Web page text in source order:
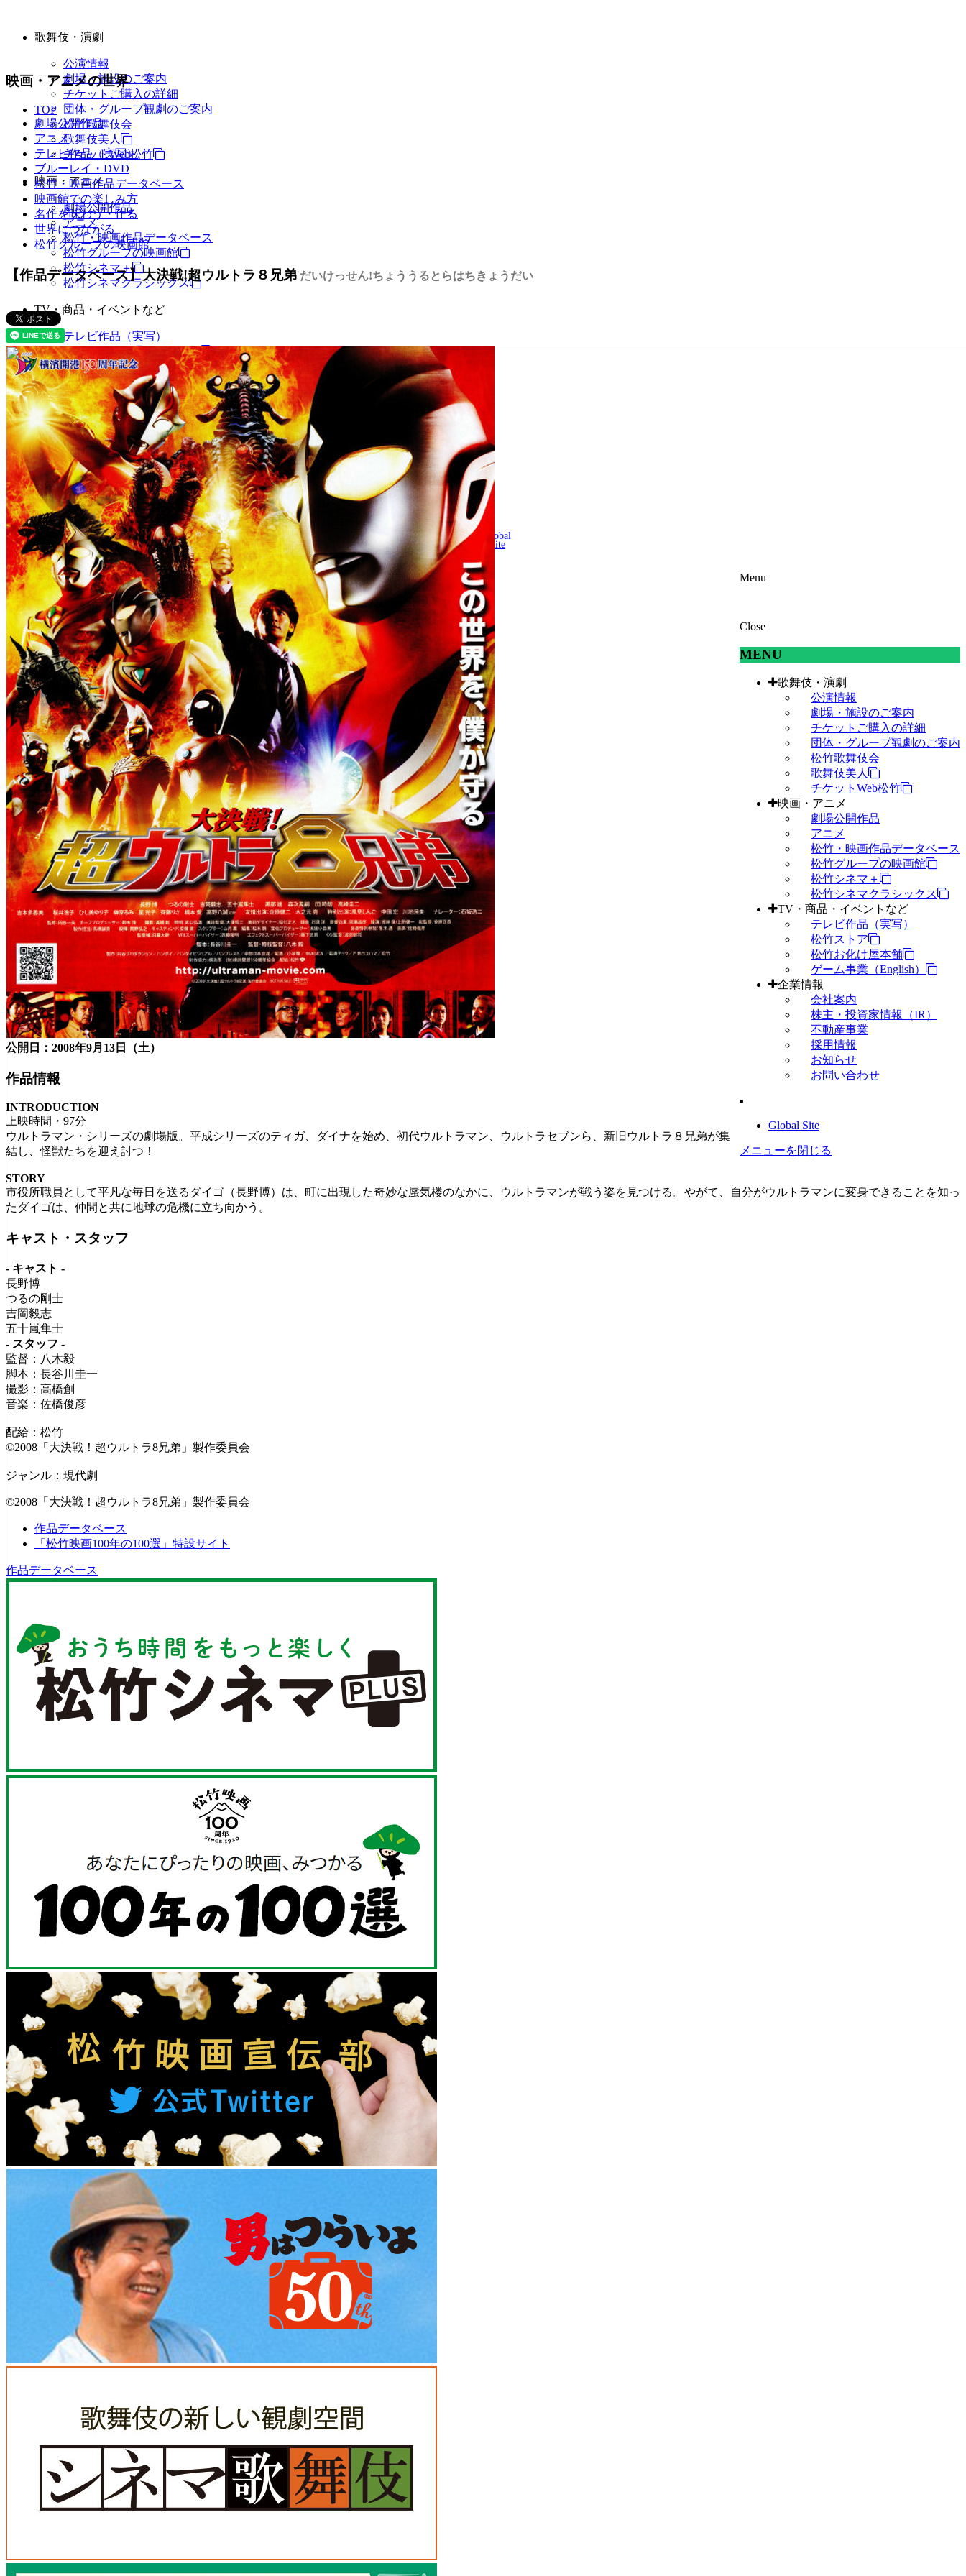
歌舞伎・演劇
公演情報
劇場・施設のご案内
チケットご購入の詳細
団体・グループ観劇のご案内
松竹歌舞伎会
歌舞伎美人
チケットWeb松竹
映画・アニメ
劇場公開作品
アニメ
松竹・映画作品データベース
松竹グループの映画館
松竹シネマ＋
松竹シネマクラシックス
TV・商品・イベントなど
テレビ作品（実写）
松竹ストア（通販サイト）
松竹お化け屋本舗
ゲーム事業（English）
企業情報
会社案内
株主・投資家情報（IR）
不動産事業
採用情報
お知らせ
お問い合わせ
Global
Site
Menu
Close
MENU
歌舞伎・演劇
公演情報
劇場・施設のご案内
チケットご購入の詳細
団体・グループ観劇のご案内
松竹歌舞伎会
歌舞伎美人
チケットWeb松竹
映画・アニメ
劇場公開作品
アニメ
松竹・映画作品データベース
松竹グループの映画館
松竹シネマ＋
松竹シネマクラシックス
TV・商品・イベントなど
テレビ作品（実写）
松竹ストア
松竹お化け屋本舗
ゲーム事業（English）
企業情報
会社案内
株主・投資家情報（IR）
不動産事業
採用情報
お知らせ
お問い合わせ
Global Site
メニューを閉じる
映画・アニメの世界
TOP
劇場公開作品
アニメ
テレビ作品（実写）
ブルーレイ・DVD
松竹・映画作品データベース
映画館での楽しみ方
名作を味わう・作る
世界につながる
松竹グループの映画館
【作品データベース】大決戦!超ウルトラ８兄弟 だいけっせん!ちょううるとらはちきょうだい
公開日：2008年9月13日（土）
作品情報
INTRODUCTION
上映時間・97分
ウルトラマン・シリーズの劇場版。平成シリーズのティガ、ダイナを始め、初代ウルトラマン、ウルトラセブンら、新旧ウルトラ８兄弟が集
結し、怪獣たちを迎え討つ！
STORY
市役所職員として平凡な毎日を送るダイゴ（長野博）は、町に出現した奇妙な蜃気楼のなかに、ウルトラマンが戦う姿を見つける。やがて、自分がウルトラマンに変身できることを知っ
たダイゴは、仲間と共に地球の危機に立ち向かう。
キャスト・スタッフ
- キャスト -
長野博
つるの剛士
吉岡毅志
五十嵐隼士
- スタッフ -
監督：八木毅
脚本：長谷川圭一
撮影：高橋創
音楽：佐橋俊彦
配給：松竹
©2008「大決戦！超ウルトラ8兄弟」製作委員会
ジャンル：現代劇
©2008「大決戦！超ウルトラ8兄弟」製作委員会
作品データベース
「松竹映画100年の100選」特設サイト
作品データベース